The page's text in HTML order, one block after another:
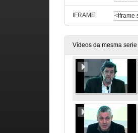
IFRAME:
Vídeos da mesma serie